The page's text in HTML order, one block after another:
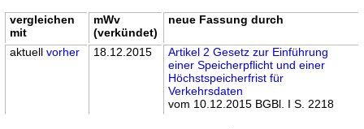
vergleichen
mit
mWv
(verkündet)
neue Fassung durch
aktuellvorher 18.12.2015
Artikel 2 Gesetz zur Einführung
einer Speicherpflicht und einer
Höchstspeicherfrist für
Verkehrsdaten
vom 10.12.2015 BGBl. I S. 2218